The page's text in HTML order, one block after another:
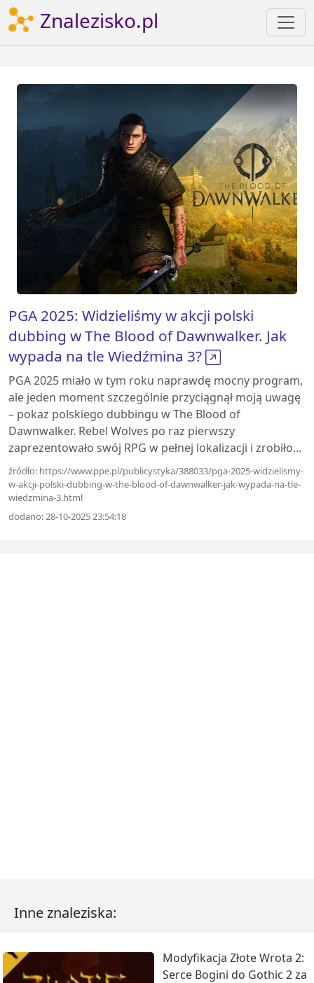
Znalezisko.pl
PGA 2025: Widzieliśmy w akcji polski
dubbing w The Blood of Dawnwalker. Jak
wypada na tle Wiedźmina 3?
PGA 2025 miało w tym roku naprawdę mocny program,
ale jeden moment szczególnie przyciągnął moją uwagę
– pokaz polskiego dubbingu w The Blood of
Dawnwalker. Rebel Wolves po raz pierwszy
zaprezentowało swój RPG w pełnej lokalizacji i zrobiło...
źródło: https://www.ppe.pl/publicystyka/388033/pga-2025-widzielismy-
w-akcji-polski-dubbing-w-the-blood-of-dawnwalker-jak-wypada-na-tle-
wiedzmina-3.html
dodano: 28-10-2025 23:54:18
Inne znaleziska:
Modyfikacja Złote Wrota 2:
Serce Bogini do Gothic 2 za